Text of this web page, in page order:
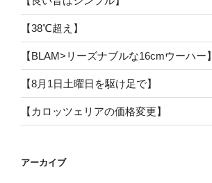
【38℃超え】
【BLAM>リーズナブルな16cmウーハー】
【8月1日土曜日を駆け足で】
【カロッツェリアの価格変更】
アーカイブ